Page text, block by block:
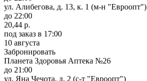
ул. Алибегова, д. 13, к. 1 (м-н "Евроопт")
до 22:00
20,44 р.
под заказ в 17:00
10 августа
Забронировать
Планета Здоровья Аптека №26
до 21:00
ул. Яна Чечота, д. 2 (с-т "Евроопт")